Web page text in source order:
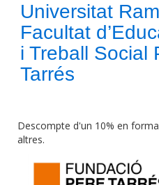
Universitat
Facultat
i Treball Social
Tarrés
Descompte d'un 10% en
altres.